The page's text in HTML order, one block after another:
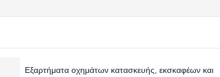
Εξαρτήματα οχημάτων κατασκευής, εκσκαφέων και